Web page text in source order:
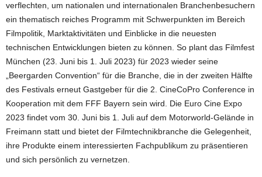
verflechten, um nationalen und internationalen Branchenbesuchern
ein thematisch reiches Programm mit Schwerpunkten im Bereich
Filmpolitik, Marktaktivitäten und Einblicke in die neuesten
technischen Entwicklungen bieten zu können. So plant das Filmfest
München (23. Juni bis 1. Juli 2023) für 2023 wieder seine
„Beergarden Convention“ für die Branche, die in der zweiten Hälfte
des Festivals erneut Gastgeber für die 2. CineCoPro Conference in
Kooperation mit dem FFF Bayern sein wird. Die Euro Cine Expo
2023 findet vom 30. Juni bis 1. Juli auf dem Motorworld-Gelände in
Freimann statt und bietet der Filmtechnikbranche die Gelegenheit,
ihre Produkte einem interessierten Fachpublikum zu präsentieren
und sich persönlich zu vernetzen.